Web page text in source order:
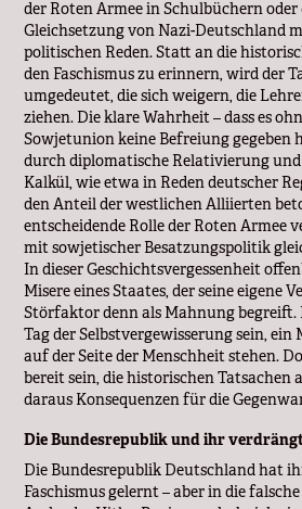
der Roten Armee in Schulbüchern
Gleichsetzung von Nazi-Deutschland
politischen Reden. Statt an die
den Faschismus zu erinnern, wird der
umgedeutet, die sich weigern, die
ziehen. Die klare Wahrheit – dass es
Sowjetunion keine Befreiung gegeben
durch diplomatische Relativierung
Kalkül, wie etwa in Reden deutscher
den Anteil der westlichen Alliierten
entscheidende Rolle der Roten Armee
mit sowjetischer Besatzungspolitik
In dieser Geschichtsvergessenheit
Misere eines Staates, der seine eigene
Störfaktor denn als Mahnung begreift.
Tag der Selbstvergewisserung sein,
auf der Seite der Menschheit stehen.
bereit sein, die historischen Tatsachen
daraus Konsequenzen für die
Die Bundesrepublik und ihr
Die Bundesrepublik Deutschland hat
Faschismus gelernt – aber in die